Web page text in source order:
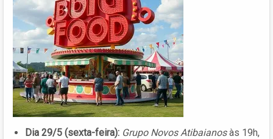
Dia 29/5 (sexta-feira): Grupo Novos Atibaianosàs 19h,